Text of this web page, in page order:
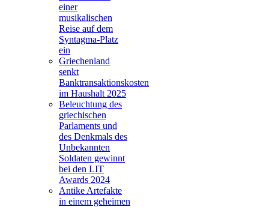
einer
musikalischen
Reise auf dem
Syntagma-Platz
ein
Griechenland
senkt
Banktransaktionskosten
im Haushalt 2025
Beleuchtung des
griechischen
Parlaments und
des Denkmals des
Unbekannten
Soldaten gewinnt
bei den LIT
Awards 2024
Antike Artefakte
in einem geheimen